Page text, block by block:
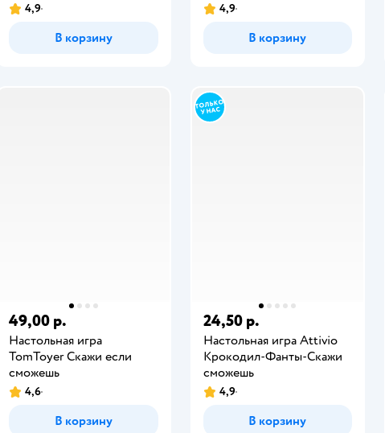
4,9
В корзину
4,9
В корзину
49,00 р.
Настольная игра
TomToyer Скажи если
сможешь
4,6
В корзину
24,50 р.
Настольная игра Attivio
Крокодил-Фанты-Скажи
сможешь
4,9
В корзину